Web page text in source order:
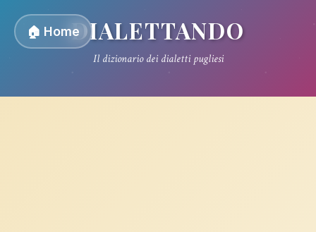
🏠 HomeDIALETTANDO
Il dizionario dei dialetti pugliesi